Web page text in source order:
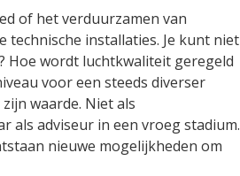
of het verduurzamen van
installaties. Je kunt niet
Hoe wordt luchtkwaliteit geregeld
voor een steeds diverser
waarde. Niet als
als adviseur in een vroeg stadium.
nieuwe mogelijkheden om